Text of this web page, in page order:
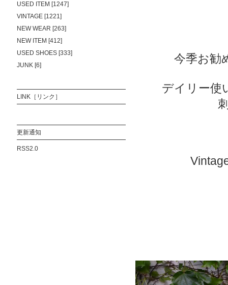
今季お勧
デイリー使
USED ITEM [1247]
VINTAGE [1221]
NEW WEAR [263]
NEW ITEM [412]
USED SHOES [333]
JUNK [6]
LINK［リンク］
更新通知
RSS2.0